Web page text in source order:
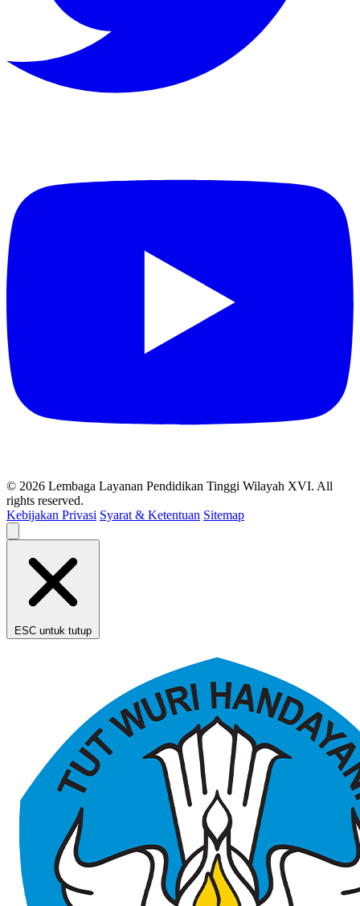
© 2026 Lembaga Layanan Pendidikan Tinggi Wilayah XVI. All
rights reserved.
Kebijakan Privasi Syarat & Ketentuan Sitemap
ESC untuk tutup